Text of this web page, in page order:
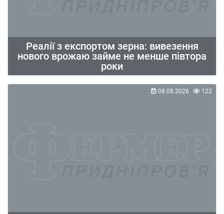
Реалії з експортом зерна: вивезення
нового врожаю займе не менше півтора
роки
08.08.2026 122